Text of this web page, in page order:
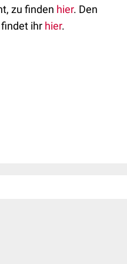
zu finden hier. Den
ihr hier.